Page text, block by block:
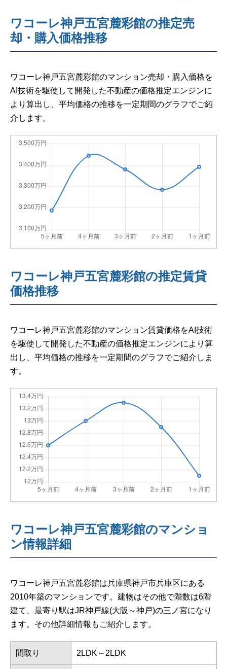
ワコーレ神戸五宮麓彩館の推定売
却・購入価格推移
ワコーレ神戸五宮麓彩館のマンション売却・購入価格を
AI技術を駆使して開発した不動産の価格推定エンジンに
より算出し、平均価格の推移を一定期間のグラフでご紹
介します。
ワコーレ神戸五宮麓彩館の推定賃貸
価格推移
ワコーレ神戸五宮麓彩館のマンション賃貸価格をAI技術
を駆使して開発した不動産の価格推定エンジンにより算
出し、平均価格の推移を一定期間のグラフでご紹介しま
す。
ワコーレ神戸五宮麓彩館のマンショ
ン情報詳細
ワコーレ神戸五宮麓彩館は兵庫県神戸市兵庫区にある
2010年築のマンションです。建物はその他で階数は6階
建て、最寄り駅はJR神戸線(大阪～神戸)の三ノ宮になり
ます。その他詳細情報もご紹介します。
間取り 2LDK～2LDK